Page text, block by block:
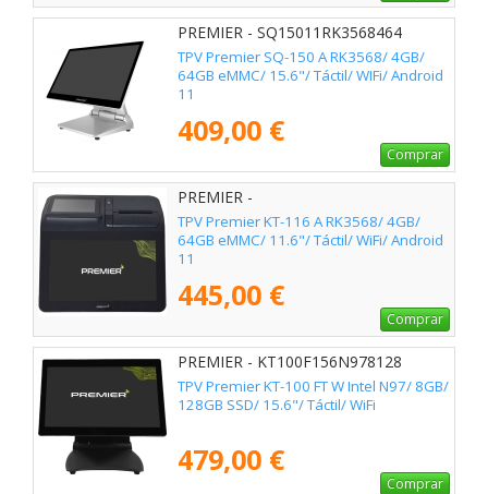
PREMIER - SQ15011RK3568464
TPV Premier SQ-150 A RK3568/ 4GB/
64GB eMMC/ 15.6"/ Táctil/ WIFi/ Android
11
409,00 €
Comprar
PREMIER -
KT116A11116RK356846480P5S
TPV Premier KT-116 A RK3568/ 4GB/
64GB eMMC/ 11.6"/ Táctil/ WiFi/ Android
11
445,00 €
Comprar
PREMIER - KT100F156N978128
TPV Premier KT-100 FT W Intel N97/ 8GB/
128GB SSD/ 15.6"/ Táctil/ WiFi
479,00 €
Comprar